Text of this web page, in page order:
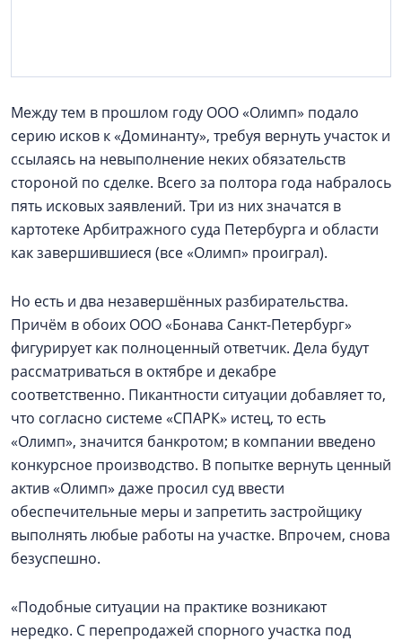
Между тем в прошлом году ООО «Олимп» подало
серию исков к «Доминанту», требуя вернуть участок и
ссылаясь на невыполнение неких обязательств
стороной по сделке. Всего за полтора года набралось
пять исковых заявлений. Три из них значатся в
картотеке Арбитражного суда Петербурга и области
как завершившиеся (все «Олимп» проиграл).
Но есть и два незавершённых разбирательства.
Причём в обоих ООО «Бонава Санкт-Петербург»
фигурирует как полноценный ответчик. Дела будут
рассматриваться в октябре и декабре
соответственно. Пикантности ситуации добавляет то,
что согласно системе «СПАРК» истец, то есть
«Олимп», значится банкротом; в компании введено
конкурсное производство. В попытке вернуть ценный
актив «Олимп» даже просил суд ввести
обеспечительные меры и запретить застройщику
выполнять любые работы на участке. Впрочем, снова
безуспешно.
«Подобные ситуации на практике возникают
нередко. С перепродажей спорного участка под